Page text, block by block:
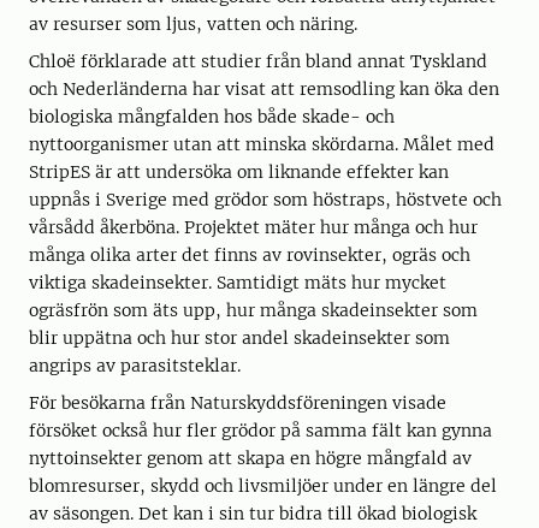
av resurser som ljus, vatten och näring.
Chloë förklarade att studier från bland annat Tyskland
och Nederländerna har visat att remsodling kan öka den
biologiska mångfalden hos både skade- och
nyttoorganismer utan att minska skördarna. Målet med
StripES är att undersöka om liknande effekter kan
uppnås i Sverige med grödor som höstraps, höstvete och
vårsådd åkerböna. Projektet mäter hur många och hur
många olika arter det finns av rovinsekter, ogräs och
viktiga skadeinsekter. Samtidigt mäts hur mycket
ogräsfrön som äts upp, hur många skadeinsekter som
blir uppätna och hur stor andel skadeinsekter som
angrips av parasitsteklar.
För besökarna från Naturskyddsföreningen visade
försöket också hur fler grödor på samma fält kan gynna
nyttoinsekter genom att skapa en högre mångfald av
blomresurser, skydd och livsmiljöer under en längre del
av säsongen. Det kan i sin tur bidra till ökad biologisk